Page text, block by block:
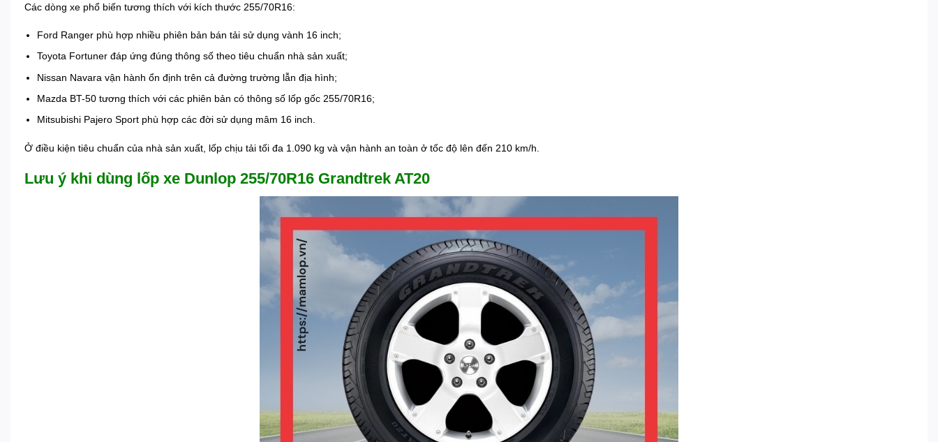
Các dòng xe phổ biến tương thích với kích thước 255/70R16:
Ford Ranger phù hợp nhiều phiên bản bán tải sử dụng vành 16 inch;
Toyota Fortuner đáp ứng đúng thông số theo tiêu chuẩn nhà sản xuất;
Nissan Navara vận hành ổn định trên cả đường trường lẫn địa hình;
Mazda BT-50 tương thích với các phiên bản có thông số lốp gốc 255/70R16;
Mitsubishi Pajero Sport phù hợp các đời sử dụng mâm 16 inch.
Ở điều kiện tiêu chuẩn của nhà sản xuất, lốp chịu tải tối đa 1.090 kg và vận hành an toàn ở tốc độ lên đến 210 km/h.
Lưu ý khi dùng lốp xe Dunlop 255/70R16 Grandtrek AT20